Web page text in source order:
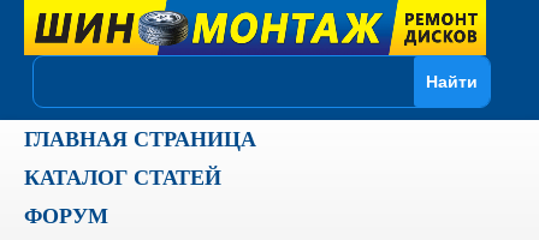
ГЛАВНАЯ СТРАНИЦА
КАТАЛОГ СТАТЕЙ
ФОРУМ